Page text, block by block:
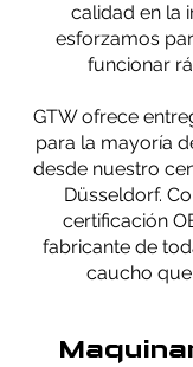
calidad en la
esforzamos
funcionar
​GTW ofrece
para la mayoría
desde nuestro
Düsseldorf.
certificación
fabricante de
caucho